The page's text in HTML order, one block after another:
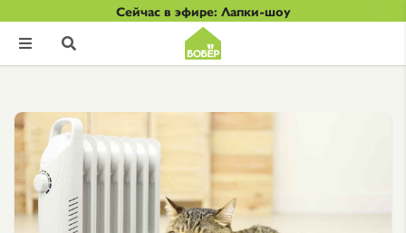
Сейчас в эфире: Лапки-шоу
 